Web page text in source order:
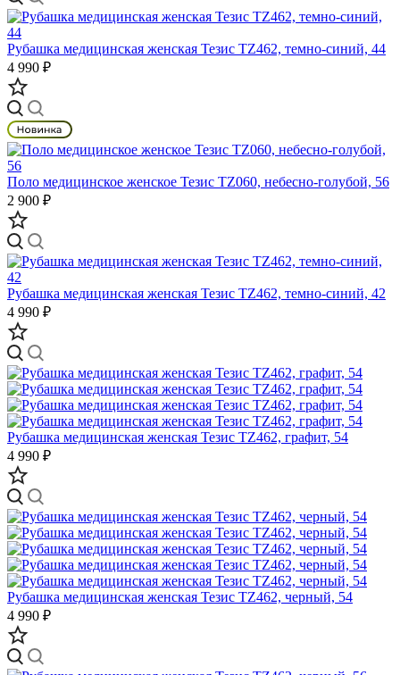
Рубашка медицинская женская Тезис TZ462, темно-синий, 44
4 990 ₽
Поло медицинское женское Тезис TZ060, небесно-голубой, 56
2 900 ₽
Рубашка медицинская женская Тезис TZ462, темно-синий, 42
4 990 ₽
Рубашка медицинская женская Тезис TZ462, графит, 54
4 990 ₽
Рубашка медицинская женская Тезис TZ462, черный, 54
4 990 ₽